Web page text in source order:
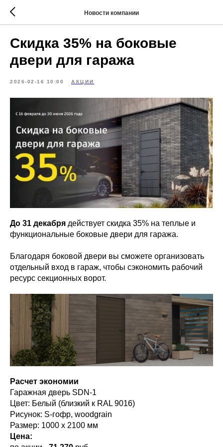
Новости компании
Скидка 35% на боковые
двери для гаража
2026-02-16 10:00 АКЦИИ
До 31 декабря действует скидка 35% на теплые и
функциональные боковые двери для гаража.
Благодаря боковой двери вы сможете организовать
отдельный вход в гараж, чтобы сэкономить рабочий
ресурс секционных ворот.
Расчет экономии
Гаражная дверь SDN-1
Цвет: Белый (близкий к RAL 9016)
Рисунок: S-гофр, woodgrain
Размер: 1000 x 2100 мм
Цена: